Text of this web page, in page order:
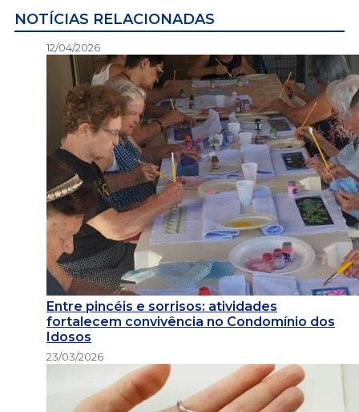
NOTÍCIAS RELACIONADAS
12/04/2026
Entre pincéis e sorrisos: atividades
fortalecem convivência no Condomínio dos
Idosos
23/03/2026